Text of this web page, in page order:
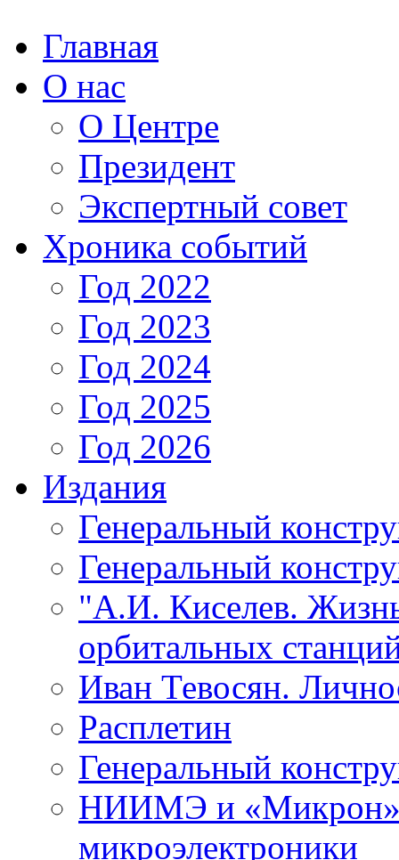
Главная
О нас
О Центре
Президент
Экспертный совет
Хроника событий
Год 2022
Год 2023
Год 2024
Год 2025
Год 2026
Издания
Генеральный
Генеральный
"А.И. Киселев.
орбитальных
Иван Тевосян.
Расплетин
Генеральный
НИИМЭ и «Микрон»
микроэлектроники